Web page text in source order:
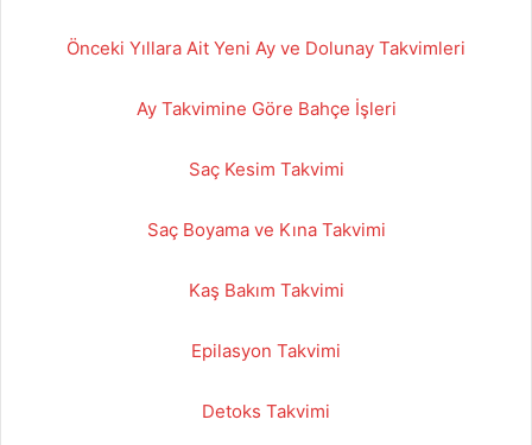
Önceki Yıllara Ait Yeni Ay ve Dolunay Takvimleri
Ay Takvimine Göre Bahçe İşleri
Saç Kesim Takvimi
Saç Boyama ve Kına Takvimi
Kaş Bakım Takvimi
Epilasyon Takvimi
Detoks Takvimi